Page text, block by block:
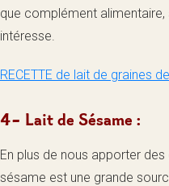
que complément
intéresse.
RECETTE de lait de graines
4- Lait de Sésame :
En plus de nous apporter des
sésame est une grande